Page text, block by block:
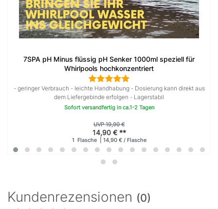
7SPA pH Minus flüssig pH Senker 1000ml speziell für
Whirlpools hochkonzentriert
- geringer Verbrauch - leichte Handhabung - Dosierung kann direkt aus
dem Liefergebinde erfolgen - Lagerstabil
Sofort versandfertig in ca.1-2 Tagen
UVP 19,90 €
14,90 € **
1 Flasche | 14,90 € / Flasche
Kundenrezensionen (0)